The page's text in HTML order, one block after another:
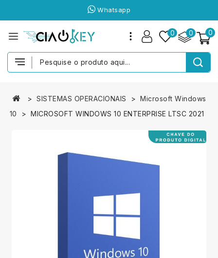
Whatsapp
0
0
0
SISTEMAS OPERACIONAIS
Microsoft Windows
10
MICROSOFT WINDOWS 10 ENTERPRISE LTSC 2021